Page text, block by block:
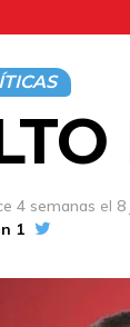
4 semanas el 8
1